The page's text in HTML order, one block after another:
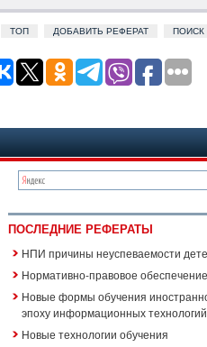
ТОП ДОБАВИТЬ РЕФЕРАТ ПОИСК
ПОСЛЕДНИЕ РЕФЕРАТЫ
НПИ причины неуспеваемости
Нормативно-правовое
Новые формы обучения
эпоху информационных технологий
Новые технологии обучения